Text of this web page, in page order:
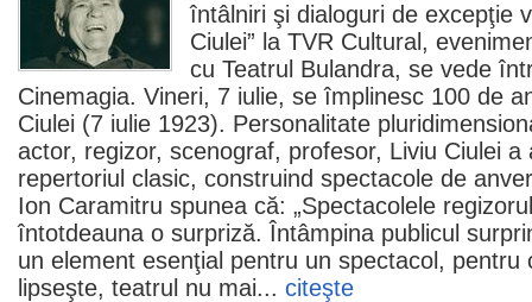
întâlniri şi dialoguri de excepţie
Ciulei” la TVR Cultural,
cu Teatrul Bulandra, se vede
Cinemagia. Vineri, 7 iulie, se împlinesc 100 de
Ciulei (7 iulie 1923). Personalitate
actor, regizor, scenograf, profesor, Liviu Ciulei
repertoriul clasic, construind spectacole de
Ion Caramitru spunea că: „Spectacolele
întotdeauna o surpriză. Întâmpina publicul
un element esenţial pentru un spectacol, pentru
lipseşte, teatrul nu mai... citeşte